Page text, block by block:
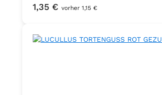
Anwendung: Aufkochen, über
Regulärer Preis:
1,35 € vorher 1,15 €